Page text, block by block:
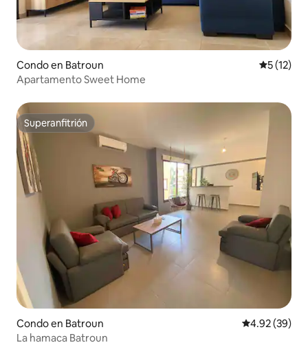
Condo en Batroun
5 (12)
Apartamento Sweet Home
Superanfitrión
Superanfitrión
Condo en Batroun Calificación
4.92 (39)
La hamaca Batroun